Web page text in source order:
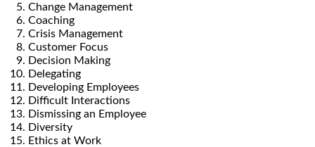
Change Management
Coaching
Crisis Management
Customer Focus
Decision Making
Delegating
Developing Employees
Difficult Interactions
Dismissing an Employee
Diversity
Ethics at Work